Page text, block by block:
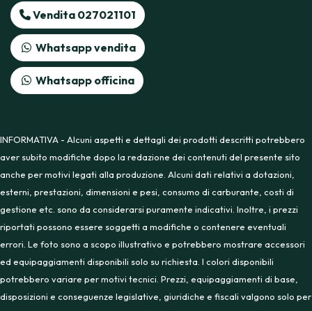
Vendita 027021101
Whatsapp vendita
Whatsapp officina
INFORMATIVA - Alcuni aspetti e dettagli dei prodotti descritti potrebbero
aver subito modifiche dopo la redazione dei contenuti del presente sito
anche per motivi legati alla produzione. Alcuni dati relativi a dotazioni,
esterni, prestazioni, dimensioni e pesi, consumo di carburante, costi di
gestione etc. sono da considerarsi puramente indicativi. Inoltre, i prezzi
riportati possono essere soggetti a modifiche o contenere eventuali
errori. Le foto sono a scopo illustrativo e potrebbero mostrare accessori
ed equipaggiamenti disponibili solo su richiesta. I colori disponibili
potrebbero variare per motivi tecnici. Prezzi, equipaggiamenti di base,
disposizioni e conseguenze legislative, giuridiche e fiscali valgono solo per